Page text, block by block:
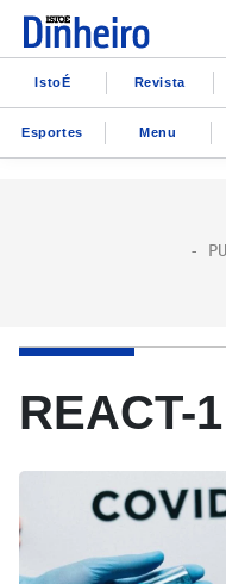
IstoÉ Revista
Esportes Menu
REACT-1